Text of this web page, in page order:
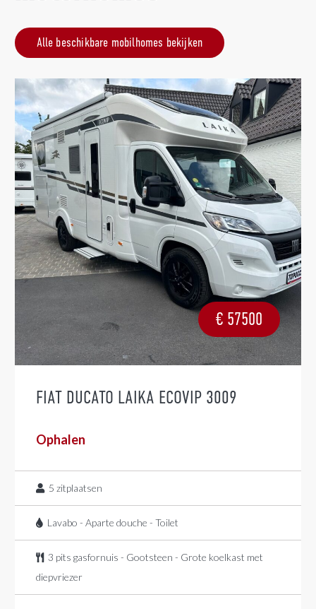
Alle beschikbare mobilhomes bekijken
€ 57500
FIAT DUCATO LAIKA ECOVIP 3009
Ophalen
5 zitplaatsen
Lavabo - Aparte douche - Toilet
3 pits gasfornuis - Gootsteen - Grote koelkast met
diepvriezer